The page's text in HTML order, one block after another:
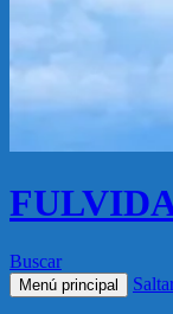
Buscar
Menú principal